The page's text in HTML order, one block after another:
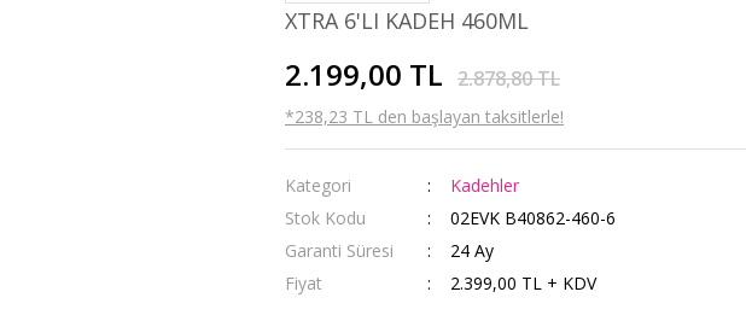
XTRA 6'LI KADEH 460ML
2.199,00 TL 2.878,80 TL
*238,23 TL den başlayan taksitlerle!
Kategori
Kadehler
Stok Kodu
02EVK B40862-460-6
Garanti Süresi
24 Ay
Fiyat
2.399,00 TL + KDV